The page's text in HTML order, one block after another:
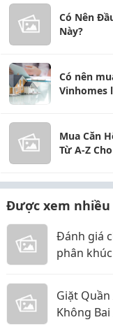
Có Nên
Này?
Có nên
Vinhomes
Mua Căn
Từ A-Z
Được xem nhiều
Đánh giá
phân
Giặt
Không Bai